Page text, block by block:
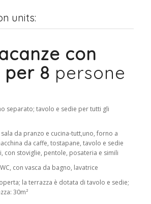
units:
con
per 8 persone
separato; tavolo e sedie per tutti gli
da pranzo e cucina-tutt,uno, forno a
da caffe, tostapane, tavolo e sedie
con stoviglie, pentole, posateria e simili
con vasca da bagno, lavatrice
la terrazza è dotata di tavolo e sedie;
30m²